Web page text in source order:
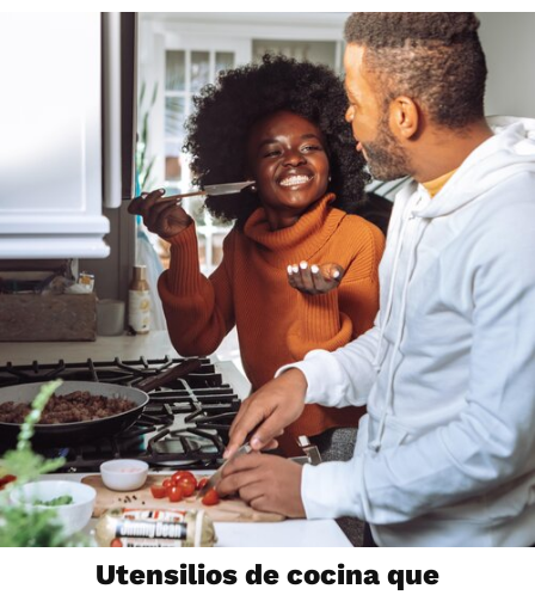
Utensilios de cocina que